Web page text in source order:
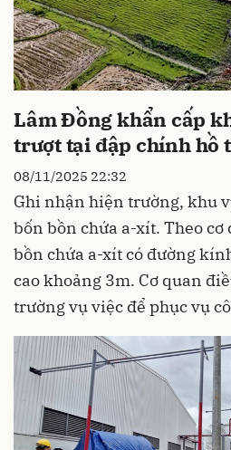
Lâm Đồng khẩn cấp
trượt tại đập chính hồ
08/11/2025 22:32
Ghi nhận hiện trường, khu
bốn bồn chứa a-xít. Theo
bồn chứa a-xít có đường
cao khoảng 3m. Cơ quan
trường vụ việc để phục vụ